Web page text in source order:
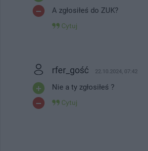
A zgłosiłeś do ZUK?
Cytuj
rfer_gość 22.10.2024, 07:42
Nie a ty zgłosiłeś ?
Cytuj